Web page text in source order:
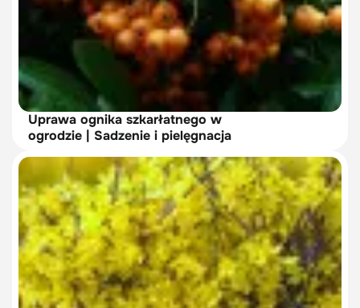
Uprawa ognika szkarłatnego w
ogrodzie | Sadzenie i pielęgnacja